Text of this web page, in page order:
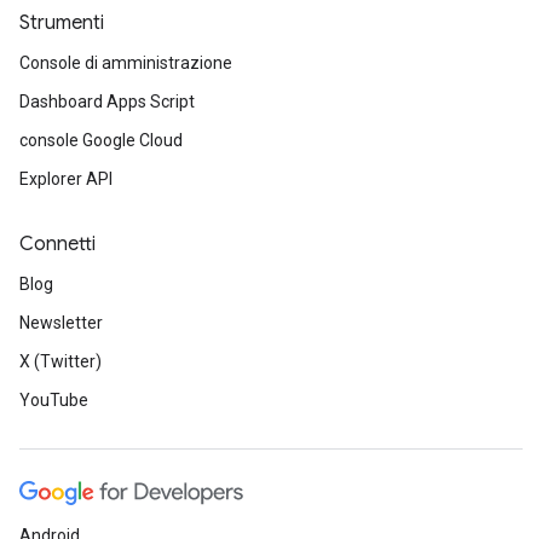
Strumenti
Console di amministrazione
Dashboard Apps Script
console Google Cloud
Explorer API
Connetti
Blog
Newsletter
X (Twitter)
YouTube